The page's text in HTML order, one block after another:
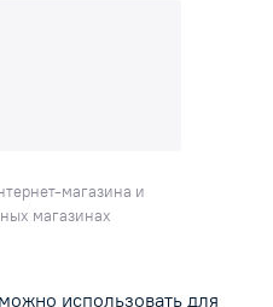
магазина и
магазинах
использовать для